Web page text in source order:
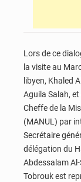
Lors de ce
la visite au
libyen, Khaled
Aguila Salah,
Cheffe de la
(MANUL) par
Secrétaire
délégation du
Abdessalam
Tobrouk est